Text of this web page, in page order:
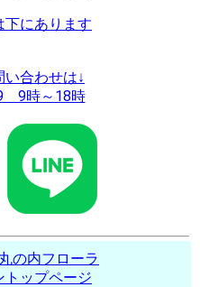
下にあります
い合わせは↓
9時～18時
の内フローラ
トップページ